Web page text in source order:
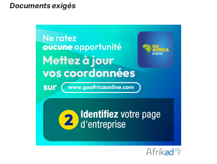
Documents exigés